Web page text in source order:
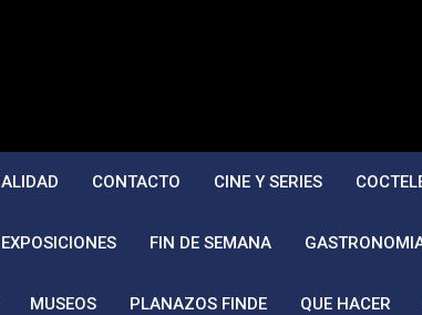
CONTACTO CINE Y SERIES
EXPOSICIONES FIN DE SEMANA
MUSEOS PLANAZOS FINDE QUE HACER